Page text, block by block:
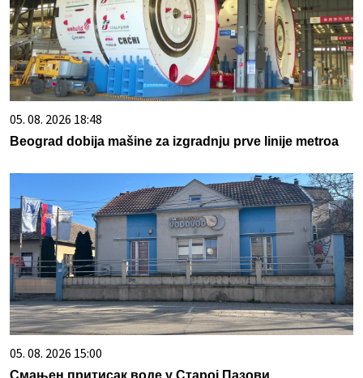
05. 08. 2026 18:48
Beograd dobija mašine za izgradnju prve linije metroa
05. 08. 2026 15:00